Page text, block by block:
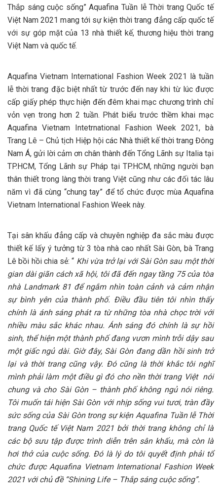
Thắp sáng cuộc sống” Aquafina Tuần lễ Thời trang Quốc tế
Việt Nam 2021 mang tới sự kiện thời trang đẳng cấp quốc tế
với sự góp mặt của 13 nhà thiết kế, thương hiệu thời trang
Việt Nam và quốc tế.
Aquafina Vietnam International Fashion Week 2021 là tuần
lễ thời trang đặc biệt nhất từ trước đến nay khi từ lúc được
cấp giấy phép thực hiện đến đêm khai mạc chương trình chỉ
vỏn vẹn trong hơn 2 tuần. Phát biểu trước thềm khai mạc
Aquafina Vietnam Intetrnational Fashion Week 2021, bà
Trang Lê – Chủ tịch Hiệp hội các Nhà thiết kế thời trang Đông
Nam Á, gửi lời cảm ơn chân thành đến Tổng Lãnh sự Italia tại
TP.HCM, Tổng Lãnh sự Pháp tại TP.HCM, những người bạn
thân thiết trong làng thời trang Việt cũng như các đối tác lâu
năm vì đã cùng “chung tay” để tổ chức được mùa Aquafina
Vietnam International Fashion Week này.
Tại sân khấu đẳng cấp và chuyên nghiệp đa sắc màu được
thiết kế lấy ý tưởng từ 3 tòa nhà cao nhất Sài Gòn, bà Trang
Lê bồi hồi chia sẻ: “ Khi vừa trở lại với Sài Gòn sau một thời
gian dài giãn cách xã hội, tôi đã đến ngay tầng 75 của tòa
nhà Landmark 81 để ngắm nhìn toàn cảnh và cảm nhận
sự bình yên của thành phố. Điều đầu tiên tôi nhìn thấy
chính là ánh sáng phát ra từ những tòa nhà chọc trời với
nhiều màu sắc khác nhau. Ánh sáng đó chính là sự hồi
sinh, thể hiện một thành phố đang vươn mình trỗi dậy sau
một giấc ngủ dài. Giờ đây, Sài Gòn đang dần hồi sinh trở
lại và thời trang cũng vậy. Đó cũng là thời khắc tôi nghĩ
mình phải làm một điều gì đó cho nền thời trang Việt nói
chung và cho Sài Gòn – thành phố không ngủ nói riêng.
Tôi muốn tái hiện Sài Gòn với nhịp sống vui tươi, tràn đầy
sức sống của Sài Gòn trong sự kiện Aquafina Tuần lễ Thời
trang Quốc tế Việt Nam 2021 bởi thời trang không chỉ là
các bộ sưu tập được trình diễn trên sân khấu, mà còn là
hơi thở của cuộc sống. Đó là lý do tôi quyết định phải tổ
chức được Aquafina Vietnam International Fashion Week
2021 với chủ đề “Shining Life – Thắp sáng cuộc sống”.